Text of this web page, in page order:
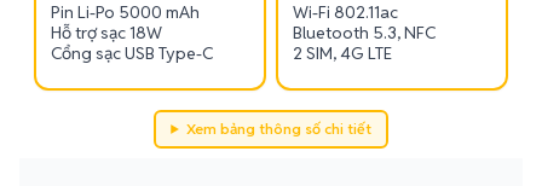
Pin Li-Po 5000 mAh
Hỗ trợ sạc 18W
Cổng sạc USB Type-C
Wi-Fi 802.11ac
Bluetooth 5.3, NFC
2 SIM, 4G LTE
Xem bảng thông số chi tiết